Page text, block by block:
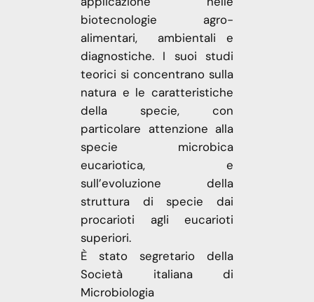
biotecnologie agro-
alimentari, ambientali e
diagnostiche. I suoi studi
teorici si concentrano sulla
natura e le caratteristiche
della specie, con
particolare attenzione alla
specie microbica
eucariotica, e
sull’evoluzione della
struttura di specie dai
procarioti agli eucarioti
superiori.
È stato segretario della
Società italiana di
Microbiologia